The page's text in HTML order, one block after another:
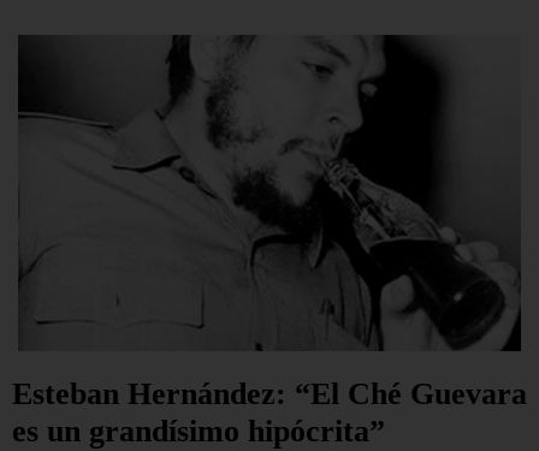
Esteban Hernández: “El Ché Guevara
es un grandísimo hipócrita”